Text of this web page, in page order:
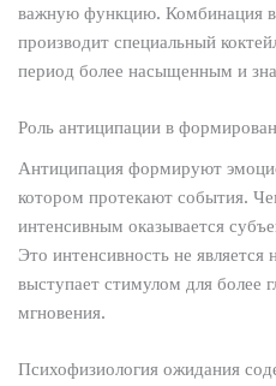
важную функцию. Комбинация
производит специальный
период более насыщенным и
Роль антиципации в
Антиципация формируют
котором протекают события.
интенсивным оказывается
Это интенсивность не
выступает стимулом для более
мгновения.
Психофизиология ожидания